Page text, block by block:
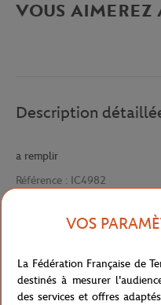
VOUS AIMEREZ
Description
a remplir
Référence : IC4982
VOS
La Fédération Française de
destinés à mesurer
des services et offres